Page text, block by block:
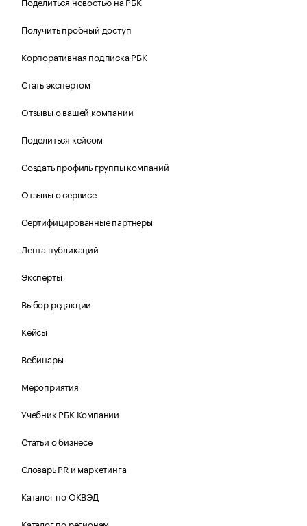
Получить пробный доступ
Корпоративная подписка РБК
Стать экспертом
Отзывы о вашей компании
Поделиться кейсом
Создать профиль группы компаний
Отзывы о сервисе
Сертифицированные партнеры
Лента публикаций
Эксперты
Выбор редакции
Кейсы
Вебинары
Мероприятия
Учебник РБК Компании
Статьи о бизнесе
Словарь PR и маркетинга
Каталог по ОКВЭД